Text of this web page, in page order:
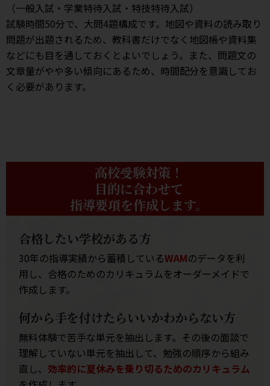
（一般入試・学業特待入試・特技特待入試）
試験時間50分で、大問4題構成です。地図や資料の読み取り
問題が出題されるため、教科書だけでなく地図帳や資料集
などにも目を通しておくとよいでしょう。また、問題文の
文章量がやや多い傾向にあるため、時間配分を意識してお
く必要があります。
高校受験対策！
目的に合わせて
指導要項を作成します。
合格したい学校がある方
30年の指導実績から蓄積しているWAMのデータを利
用し、合格のためのカリキュラムをオーダーメイドで
作成します。
何から手を付けたらいいかわからない方
無料体験で苦手な単元を抽出します。その後の面談で
理解していない単元を抽出して、勉強の順序から組み
直し、 効率的に夏休みを乗り切るためのカリキュラム